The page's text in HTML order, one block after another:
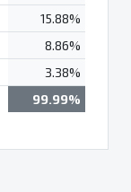
15.88%
8.86%
3.38%
99.99%